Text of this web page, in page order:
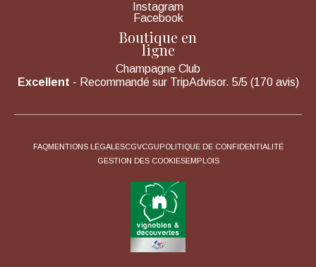
Instagram
Facebook
Boutique en
ligne
Champagne Club
Excellent - Recommandé sur TripAdvisor. 5/5 (170 avis)
FAQMENTIONS LÉGALESCGVCGU POLITIQUE DE CONFIDENTIALITÉ
GESTION DES COOKIESEMPLOIS